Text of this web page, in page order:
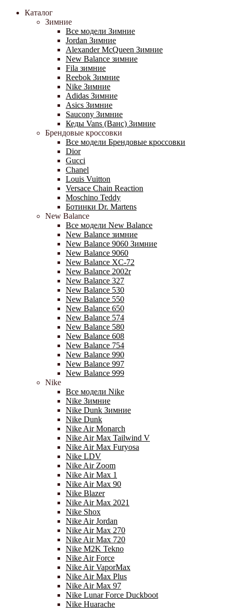
Каталог
Зимние
Все модели Зимние
Jordan Зимние
Alexander McQueen Зимние
New Balance зимние
Fila зимние
Reebok Зимние
Nike Зимние
Adidas Зимние
Asics Зимние
Saucony Зимние
Кеды Vans (Ванс) Зимние
Брендовые кроссовки
Все модели Брендовые кроссовки
Dior
Gucci
Chanel
Louis Vuitton
Versace Chain Reaction
Moschino Teddy
Ботинки Dr. Martens
New Balance
Все модели New Balance
New Balance зимние
New Balance 9060 Зимние
New Balance 9060
New Balance XC-72
New Balance 2002r
New Balance 327
New Balance 530
New Balance 550
New Balance 650
New Balance 574
New Balance 580
New Balance 608
New Balance 754
New Balance 990
New Balance 997
New Balance 999
Nike
Все модели Nike
Nike Зимние
Nike Dunk Зимние
Nike Dunk
Nike Air Monarch
Nike Air Max Tailwind V
Nike Air Max Furyosa
Nike LDV
Nike Air Zoom
Nike Air Max 1
Nike Air Max 90
Nike Blazer
Nike Air Max 2021
Nike Shox
Nike Air Jordan
Nike Air Max 270
Nike Air Max 720
Nike M2K Tekno
Nike Air Force
Nike Air VaporMax
Nike Air Max Plus
Nike Air Max 97
Nike Lunar Force Duckboot
Nike Huarache